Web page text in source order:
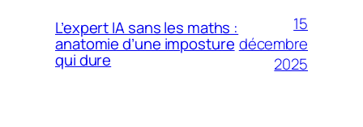
L’expert IA sans les maths :
anatomie d’une imposture
qui dure
15
décembre
2025